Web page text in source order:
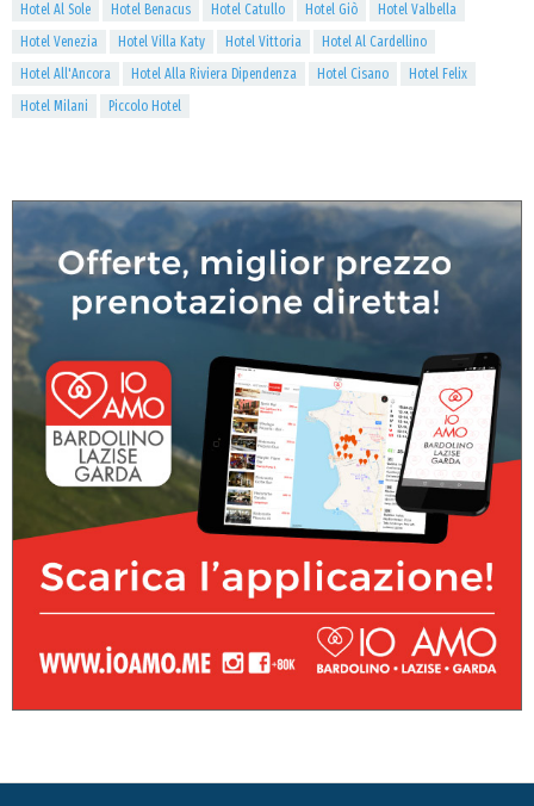
Hotel Al Sole Hotel Benacus Hotel Catullo Hotel Giò
Hotel Valbella
Hotel Venezia
Hotel Villa Katy Hotel Vittoria
Hotel Al Cardellino
Hotel All'Ancora
Hotel Alla Riviera Dipendenza Hotel Cisano
Hotel Felix
Hotel Milani
Piccolo Hotel